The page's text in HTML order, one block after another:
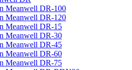
Meanwell DR-100
Meanwell DR-120
Meanwell DR-15
Meanwell DR-30
Meanwell DR-45
Meanwell DR-60
Meanwell DR-75